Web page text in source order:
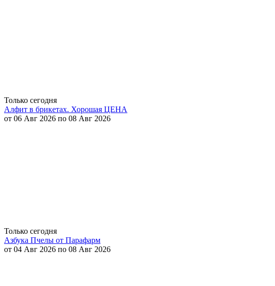
Только сегодня
Алфит в брикетах. Хорошая ЦЕНА
от 06 Авг 2026 по 08 Авг 2026
Только сегодня
Азбука Пчелы от Парафарм
от 04 Авг 2026 по 08 Авг 2026